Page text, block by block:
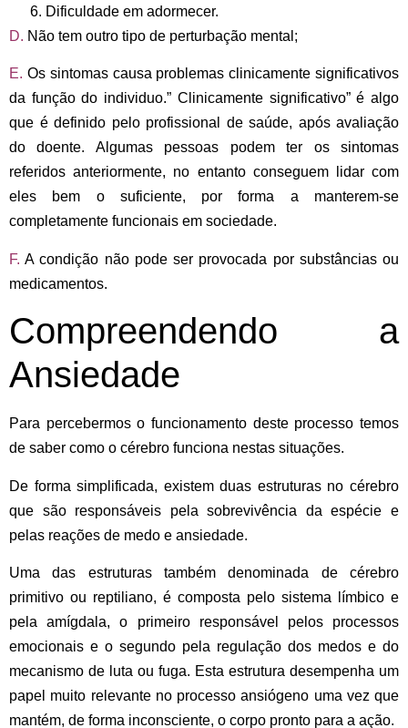
Dificuldade em adormecer.
D. Não tem outro tipo de perturbação mental;
E. Os sintomas causa problemas clinicamente significativos
da função do individuo.” Clinicamente significativo” é algo
que é definido pelo profissional de saúde, após avaliação
do doente. Algumas pessoas podem ter os sintomas
referidos anteriormente, no entanto conseguem lidar com
eles bem o suficiente, por forma a manterem-se
completamente funcionais em sociedade.
F.A condição não pode ser provocada por substâncias ou
medicamentos.
Compreendendo a
Ansiedade
Para percebermos o funcionamento deste processo temos
de saber como o cérebro funciona nestas situações.
De forma simplificada, existem duas estruturas no cérebro
que são responsáveis pelasobrevivência da espécie e
pelas reações de medo e ansiedade.
Uma das estruturas também denominada de cérebro
primitivo ou reptiliano, é composta pelo sistema límbico e
pela amígdala, o primeiro responsável pelos processos
emocionais e o segundo pela regulação dos medos e do
mecanismo de luta ou fuga. Esta estrutura desempenha um
papel muito relevante no processo ansiógeno uma vez que
mantém, de forma inconsciente, o corpo pronto para a ação.